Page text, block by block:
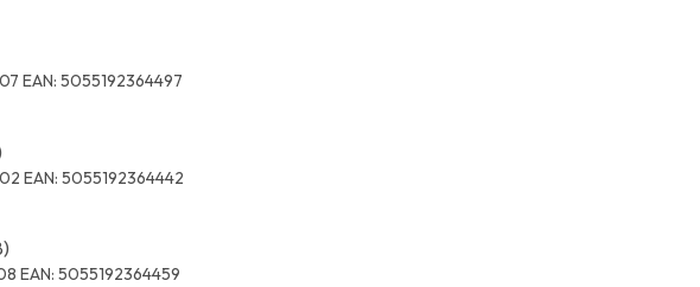
EAN: 5055192364497
EAN: 5055192364442
EAN: 5055192364459